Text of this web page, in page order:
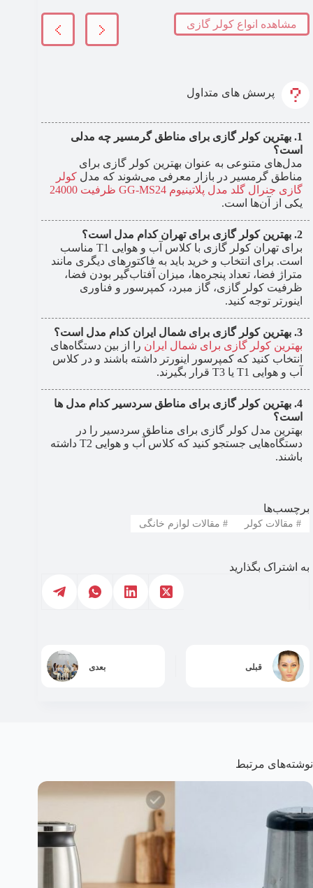
مشاهده انواع کولر گازی
پرسش های متداول
بهترین کولر گازی برای مناطق گرمسیر چه مدلی
است؟
مدل‌های متنوعی به عنوان بهترین کولر گازی برای
مناطق گرمسیر در بازار معرفی می‌شوند که مدل کولر
گازی جنرال گلد مدل پلاتینیوم GG-MS24 ظرفیت 24000
یکی از آن‌ها است.
بهترین کولر گازی برای تهران کدام مدل است؟
برای تهران کولر گازی با کلاس آب و هوایی T1 مناسب
است. برای انتخاب و خرید باید به فاکتورهای دیگری مانند
متراژ فضا، تعداد پنجره‌ها، میزان آفتاب‌گیر بودن فضا،
ظرفیت کولر گازی، گاز مبرد، کمپرسور و فناوری
اینورتر توجه کنید.
بهترین کولر گازی برای شمال ایران کدام مدل است؟
بهترین کولر گازی برای شمال ایران را از بین دستگاه‌های
انتخاب کنید که کمپرسور اینورتر داشته باشند و در کلاس
آب و هوایی T1 یا T3 قرار بگیرند.
بهترین کولر گازی برای مناطق سردسیر کدام مدل ها
است؟
بهترین مدل کولر گازی برای مناطق سردسیر را در
دستگاه‌هایی جستجو کنید که کلاس آب و هوایی T2 داشته
باشند.
برچسب‌ها
#مقالات کولر #مقالات لوازم خانگی
به اشتراک بگذارید
قبلی بعدی
نوشته‌های مرتبط